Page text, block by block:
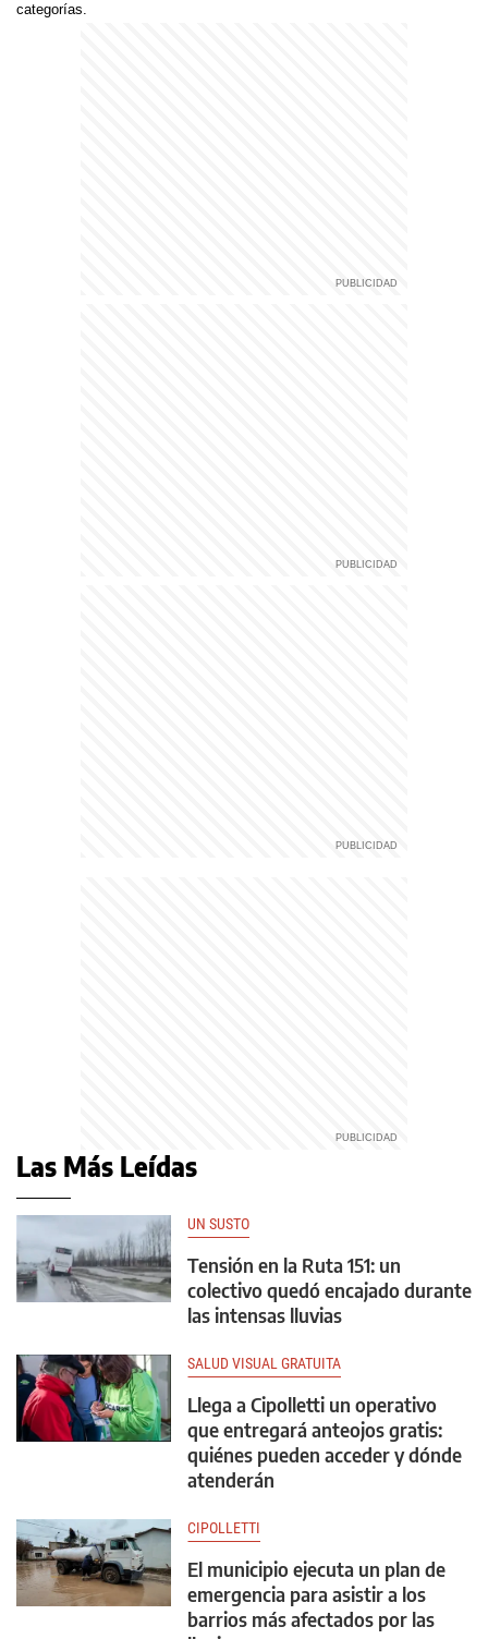
categorías.
Las Más Leídas
UN SUSTO
Tensión en la Ruta 151: un
colectivo quedó encajado durante
las intensas lluvias
SALUD VISUAL GRATUITA
Llega a Cipolletti un operativo
que entregará anteojos gratis:
quiénes pueden acceder y dónde
atenderán
CIPOLLETTI
El municipio ejecuta un plan de
emergencia para asistir a los
barrios más afectados por las